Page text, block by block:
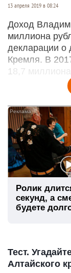
13 апреля 2019 в 08:24
Доход
миллиона
декларации о
Кремля. В
18,7 миллиона
Ролик
секунд, а
будете
Тест.
Алтайского